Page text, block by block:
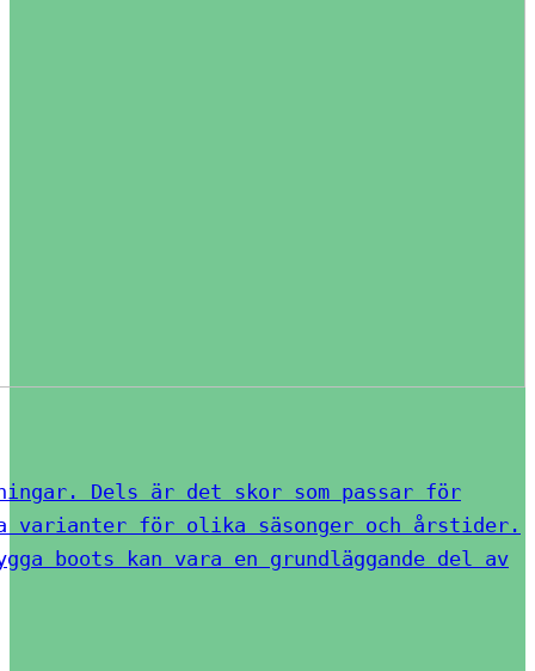
Dels är det skor som passar för
för olika säsonger och årstider.
boots kan vara en grundläggande del av